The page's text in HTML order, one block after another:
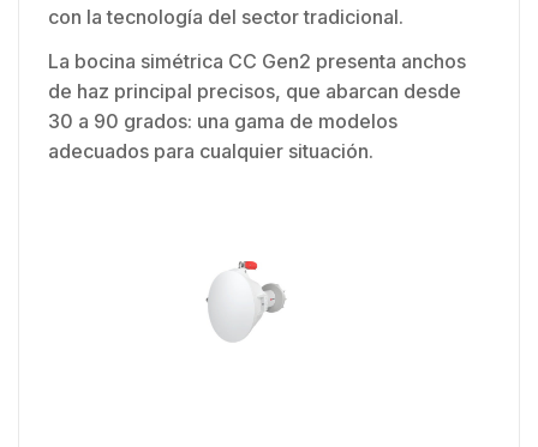
con la tecnología del sector tradicional.
La bocina simétrica CC Gen2 presenta anchos
de haz principal precisos, que abarcan desde
30 a 90 grados: una gama de modelos
adecuados para cualquier situación.